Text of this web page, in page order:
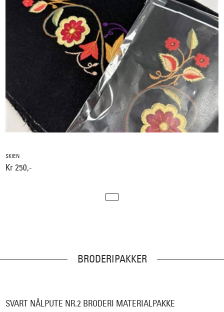
SKIEN
Kr 250,-
BRODERIPAKKER
SVART NÅLPUTE NR.2 BRODERI MATERIALPAKKE